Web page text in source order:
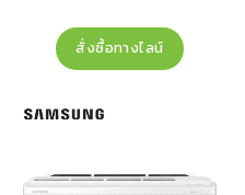
สั่งซื้อทางไลน์